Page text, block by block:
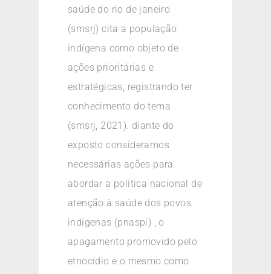
saúde do rio de janeiro
(smsrj) cita a população
indígena como objeto de
ações prioritárias e
estratégicas, registrando ter
conhecimento do tema
(smsrj, 2021). diante do
exposto consideramos
necessárias ações para
abordar a política nacional de
atenção à saúde dos povos
indígenas (pnaspi) , o
apagamento promovido pelo
etnocídio e o mesmo como